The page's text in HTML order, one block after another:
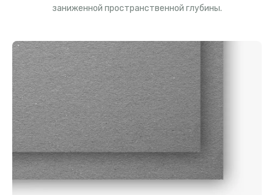
заниженной пространственной глубины.